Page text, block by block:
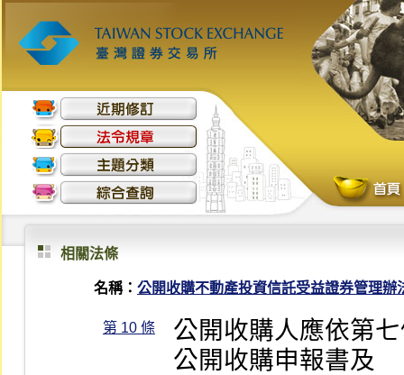
相關法條
名稱： 公開收購不動產投資信託受益證券管理辦
第 10 條
公開收購人應依第
公開收購申報書及